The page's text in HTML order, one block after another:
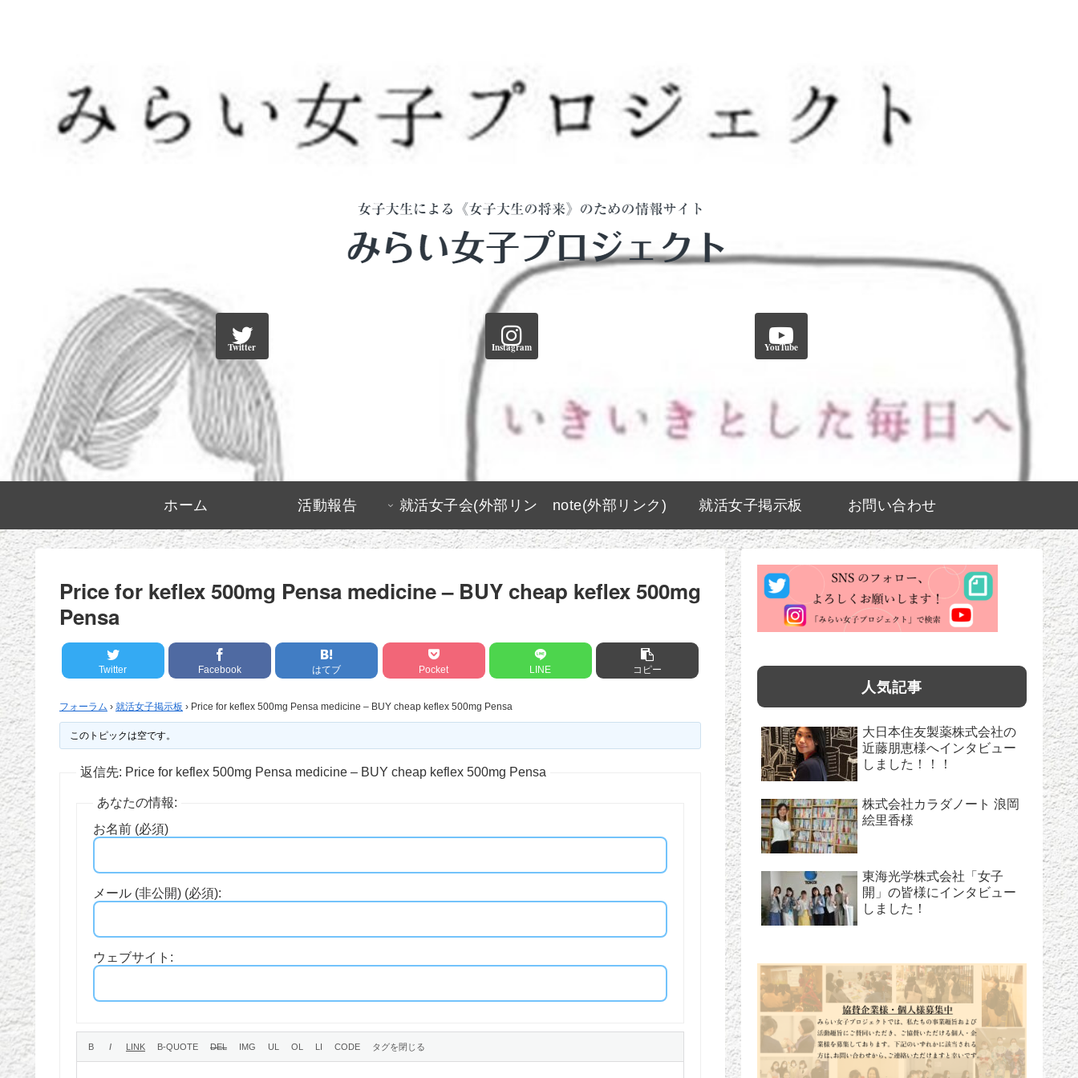
Twitter Instagram YouTube
ホーム 活動報告 就活女子会(外部リン
ク)
note(外部リンク) 就活女子掲示板 お問い合わせ
Price for keflex 500mg Pensa medicine – BUY cheap keflex 500mg
Pensa
Twitter Facebook はてブ Pocket LINE コピー
フォーラム › 就活女子掲示板 › Price for keflex 500mg Pensa medicine – BUY cheap keflex 500mg Pensa
このトピックは空です。
返信先: Price for keflex 500mg Pensa medicine – BUY cheap keflex 500mg Pensa
あなたの情報:
お名前 (必須)
メール (非公開) (必須):
ウェブサイト:
人気記事
大日本住友製薬株式会社の
近藤朋恵様へインタビュー
しました！！！
株式会社カラダノート 浪岡
絵里香様
東海光学株式会社「女子
開」の皆様にインタビュー
しました！